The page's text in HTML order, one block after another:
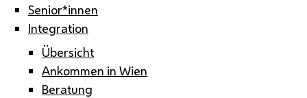
Senior*innen
Integration
Übersicht
Ankommen in Wien
Beratung